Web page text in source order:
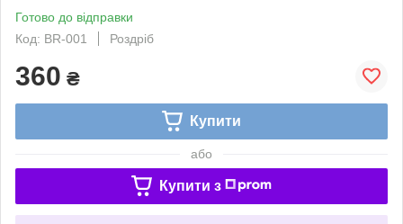
Готово до відправки
Код: BR-001
Роздріб
360 ₴
Купити
або
Купити з